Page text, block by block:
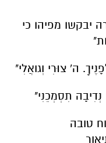
יבקשו מפיהו כי
ה' צוּרִי וְגואֲלִי"
תִסְמְכֵנִי"
טובה